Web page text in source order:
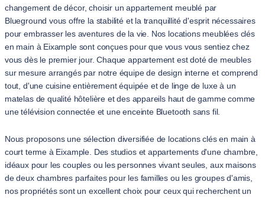
changement de décor, choisir un appartement meublé par
Blueground vous offre la stabilité et la tranquillité d'esprit nécessaires
pour embrasser les aventures de la vie. Nos locations meublées clés
en main à Eixample sont conçues pour que vous vous sentiez chez
vous dès le premier jour. Chaque appartement est doté de meubles
sur mesure arrangés par notre équipe de design interne et comprend
tout, d'une cuisine entièrement équipée et de linge de luxe à un
matelas de qualité hôtelière et des appareils haut de gamme comme
une télévision connectée et une enceinte Bluetooth sans fil.
Nous proposons une sélection diversifiée de locations clés en main à
court terme à Eixample. Des studios et appartements d'une chambre,
idéaux pour les couples ou les personnes vivant seules, aux maisons
de deux chambres parfaites pour les familles ou les groupes d'amis,
nos propriétés sont un excellent choix pour ceux qui recherchent un